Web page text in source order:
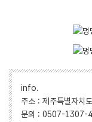
info.
주소 : 제주특별자치
문의 : 0507-1307-